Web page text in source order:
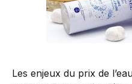
Les enjeux du prix de